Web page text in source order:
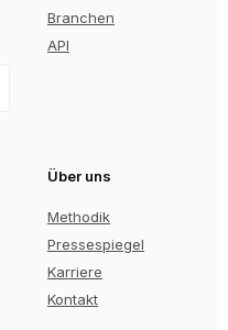
Branchen
API
Über uns
Methodik
Pressespiegel
Karriere
Kontakt